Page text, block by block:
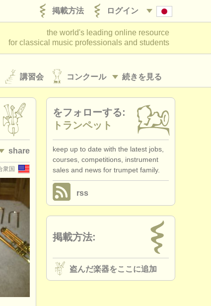
ログイン
掲載方法
the world's leading online resource
for classical music professionals and students
続きを見る
講習会 コンクール
share
衆国
をフォローする:
トランペット
keep up to date with the latest jobs,
courses, competitions, instrument
sales and news for trumpet family.
rss
掲載方法:
盗んだ楽器をここに追加